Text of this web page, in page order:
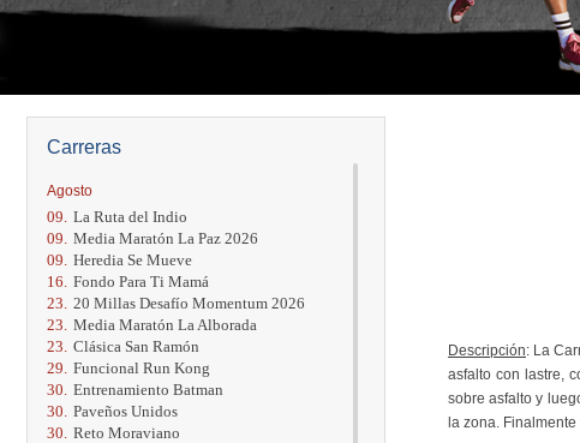
Carreras
Agosto
09. La Ruta del Indio
09. Media Maratón La Paz 2026
09. Heredia Se Mueve
16. Fondo Para Ti Mamá
23. 20 Millas Desafío Momentum 2026
23. Media Maratón La Alborada
23. Clásica San Ramón
29. Funcional Run Kong
30. Entrenamiento Batman
30. Paveños Unidos
30. Reto Moraviano
Descripción: La
asfalto con lastre,
sobre asfalto y
la zona.